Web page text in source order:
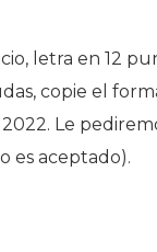
letra en 12
copie el
Le
es aceptado).